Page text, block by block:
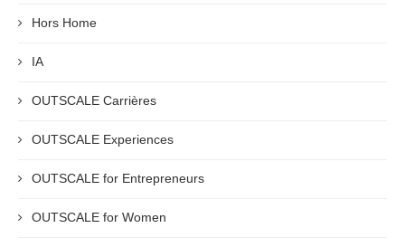
Hors Home
IA
OUTSCALE Carrières
OUTSCALE Experiences
OUTSCALE for Entrepreneurs
OUTSCALE for Women